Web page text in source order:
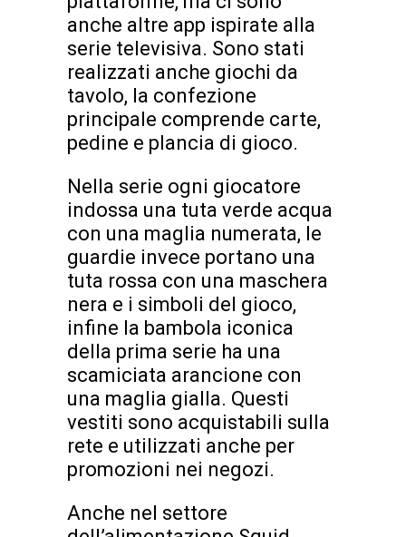
anche altre app ispirate alla
serie televisiva. Sono stati
realizzati anche giochi da
tavolo, la confezione
principale comprende carte,
pedine e plancia di gioco.
Nella serie ogni giocatore
indossa una tuta verde acqua
con una maglia numerata, le
guardie invece portano una
tuta rossa con una maschera
nera e i simboli del gioco,
infine la bambola iconica
della prima serie ha una
scamiciata arancione con
una maglia gialla. Questi
vestiti sono acquistabili sulla
rete e utilizzati anche per
promozioni nei negozi.
Anche nel settore